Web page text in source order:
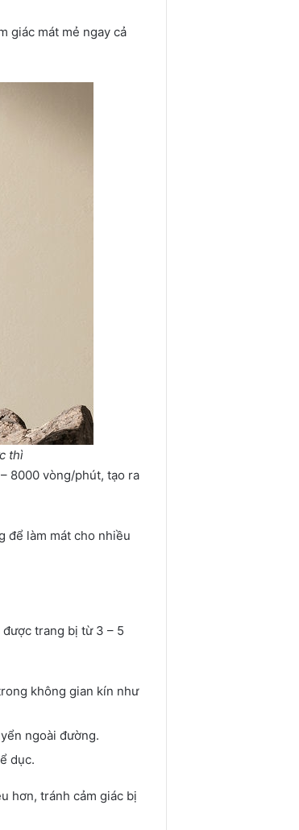
giác mát mẻ ngay cả
thì
8000 vòng/phút, tạo ra
để làm mát cho nhiều
được trang bị từ 3 – 5
không gian kín như
ngoài đường.
dục.
hơn, tránh cảm giác bị